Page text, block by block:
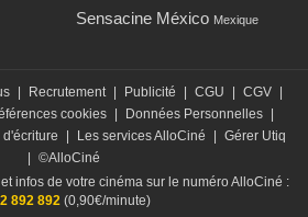
Sensacine México Mexique
| Recrutement | Publicité | CGU | CGV |
cookies | Données Personnelles |
| Les services AlloCiné | Gérer Utiq
| ©AlloCiné
infos de votre cinéma sur le numéro AlloCiné :
892 892 (0,90€/minute)